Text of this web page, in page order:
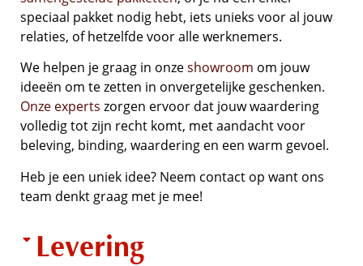
speciaal pakket nodig hebt, iets unieks voor al jouw
relaties, of hetzelfde voor alle werknemers.
We helpen je graag in onzeshowroom om jouw
ideeën om te zetten in onvergetelijke geschenken.
Onze experts zorgen ervoor dat jouw waardering
volledig tot zijn recht komt, met aandacht voor
beleving, binding, waardering en een warm gevoel.
Heb je een uniek idee? Neem contact op want ons
team denkt graag met je mee!
Levering